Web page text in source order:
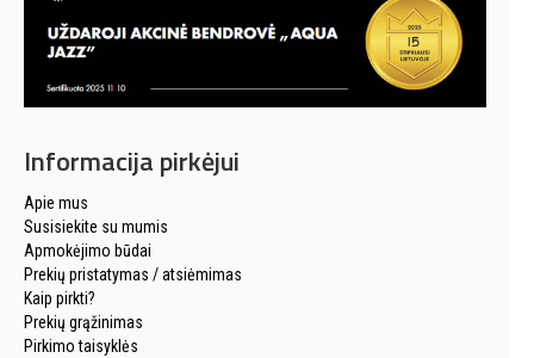
Informacija pirkėjui
Apie mus
Susisiekite su mumis
Apmokėjimo būdai
Prekių pristatymas / atsiėmimas
Kaip pirkti?
Prekių grąžinimas
Pirkimo taisyklės